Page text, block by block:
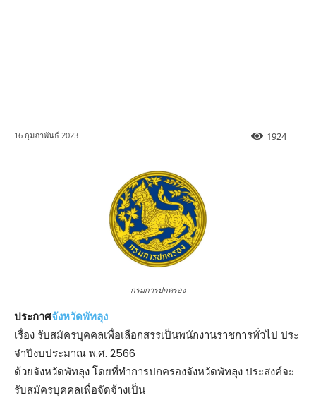
16 กุมภาพันธ์ 2023 1924
กรมการปกครอง
ประกาศจังหวัดพัทลุง
เรื่อง รับสมัครบุคคลเพื่อเลือกสรรเป็นพนักงานราชการทั่วไป ประ
จําปีงบประมาณ พ.ศ. 2566
ด้วยจังหวัดพัทลุง โดยที่ทําการปกครองจังหวัดพัทลุง ประสงค์จะ
รับสมัครบุคคลเพื่อจัดจ้างเป็น